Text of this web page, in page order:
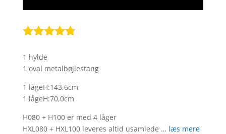
som
ud af 5
baseret på
kundebedø
mmelser
1 hylde
1 oval metalbøjlestang
1 lågeH:143,6cm
1 lågeH:70,0cm
H080 + H100 er med 4 låger
HXL080 + HXL100 leveres altid usamlede … læs mere